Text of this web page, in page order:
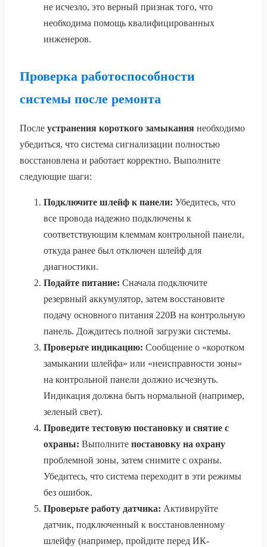
не исчезло, это верный признак того, что
необходима помощь квалифицированных
инженеров.
Проверка работоспособности
системы после ремонта
После устранения короткого замыкания необходимо
убедиться, что система сигнализации полностью
восстановлена и работает корректно. Выполните
следующие шаги:
Подключите шлейф к панели: Убедитесь, что
все провода надежно подключены к
соответствующим клеммам контрольной панели,
откуда ранее был отключен шлейф для
диагностики.
Подайте питание: Сначала подключите
резервный аккумулятор, затем восстановите
подачу основного питания 220В на контрольную
панель. Дождитесь полной загрузки системы.
Проверьте индикацию: Сообщение о «коротком
замыкании шлейфа» или «неисправности зоны»
на контрольной панели должно исчезнуть.
Индикация должна быть нормальной (например,
зеленый свет).
Проведите тестовую постановку и снятие с
охраны: Выполните постановку на охрану
проблемной зоны, затем снимите с охраны.
Убедитесь, что система переходит в эти режимы
без ошибок.
Проверьте работу датчика: Активируйте
датчик, подключенный к восстановленному
шлейфу (например, пройдите перед ИК-